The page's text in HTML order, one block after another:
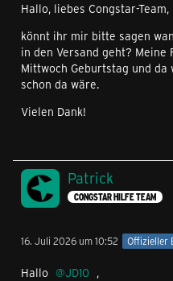
Hallo, liebes Congstar-Team,
könnt ihr mir bitte sagen
in den Versand geht? Meine
Mittwoch Geburtstag und da
schon da wäre.
Vielen Dank!
Patrick
CONGSTAR HILFE TEAM
16. Juli 2026 um 10:52 Offizieller
Hallo JD10 ,